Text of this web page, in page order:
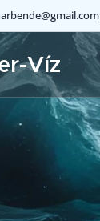
Víz